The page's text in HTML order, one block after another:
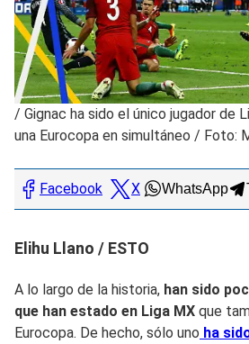
/ Gignac ha sido el único jugador de
una Eurocopa en simultáneo / Foto:
Facebook X WhatsApp
Elihu Llano / ESTO
A lo largo de la historia, han sido
que han estado en Liga MX que
Eurocopa. De hecho, sólo uno ha